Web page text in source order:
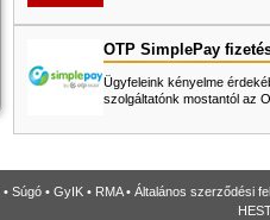
OTP SimplePay
Ügyfeleink kényelme
szolgáltatónk mostantól az
• Súgó • GyIK • RMA• Általános szerződési